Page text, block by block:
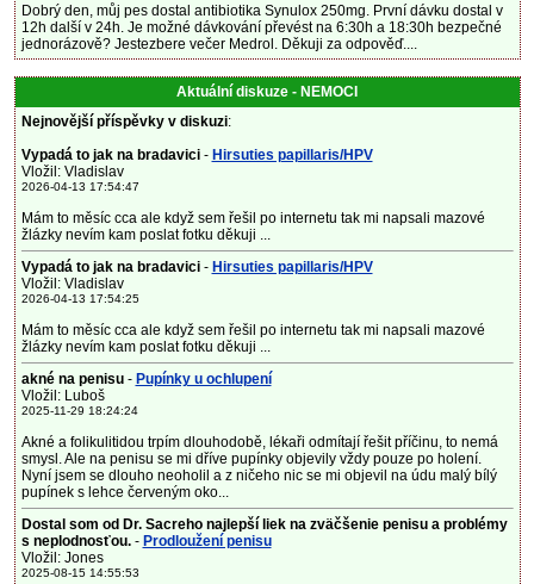
Dobrý den, můj pes dostal antibiotika Synulox 250mg. První dávku dostal v
12h další v 24h. Je možné dávkování převést na 6:30h a 18:30h bezpečné
jednorázově? Jestezbere večer Medrol. Děkuji za odpověď....
Aktuální diskuze - NEMOCI
Nejnovější příspěvky v diskuzi:
Vypadá to jak na bradavici - Hirsuties papillaris/HPV
Vložil: Vladislav
2026-04-13 17:54:47
Mám to měsíc cca ale když sem řešil po internetu tak mi napsali mazové
žlázky nevím kam poslat fotku děkuji ...
Vypadá to jak na bradavici - Hirsuties papillaris/HPV
Vložil: Vladislav
2026-04-13 17:54:25
Mám to měsíc cca ale když sem řešil po internetu tak mi napsali mazové
žlázky nevím kam poslat fotku děkuji ...
akné na penisu- Pupínky u ochlupení
Vložil: Luboš
2025-11-29 18:24:24
Akné a folikulitidou trpím dlouhodobě, lékaři odmítají řešit příčinu, to nemá
smysl. Ale na penisu se mi dříve pupínky objevily vždy pouze po holení.
Nyní jsem se dlouho neoholil a z ničeho nic se mi objevil na údu malý bílý
pupínek s lehce červeným oko...
Dostal som od Dr. Sacreho najlepší liek na zväčšenie penisu a problémy
s neplodnosťou.- Prodloužení penisu
Vložil: Jones
2025-08-15 14:55:53